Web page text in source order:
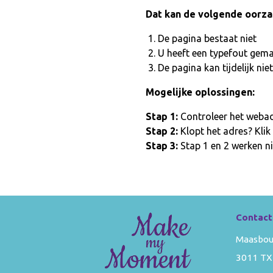
Dat kan de volgende
De pagina bestaat niet
U heeft een typefout
De pagina kan tijdelijk
Mogelijke oplossingen:
Stap 1:Controleer het
Stap 2:Klopt het adres?
Stap 3:Stap 1 en 2 werken
Contact
3011